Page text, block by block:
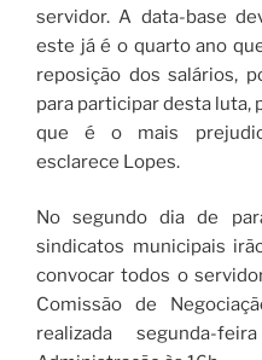
servidor. A data-base
este já é o quarto ano
reposição dos salários,
para participar desta
que é o mais
esclarece Lopes.
No segundo dia de
sindicatos municipais
convocar todos o
Comissão de
realizada segunda-